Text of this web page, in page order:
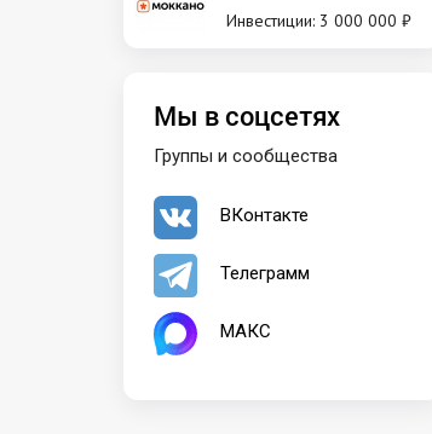
Инвестиции: 3 000 000 ₽
Мы в соцсетях
Группы и сообщества
ВКонтакте
Телеграмм
МАКС